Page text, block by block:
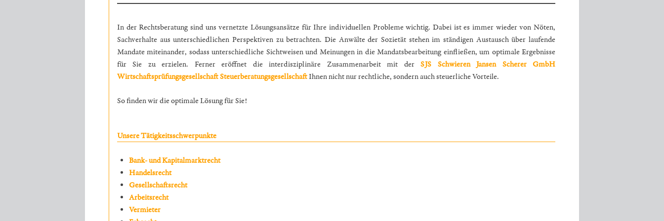
In der Rechtsberatung sind uns vernetzte Lösungsansätze für Ihre individuellen Probleme wichtig. Dabei ist es immer wieder von Nöten,
Sachverhalte aus unterschiedlichen Perspektiven zu betrachten. Die Anwälte der Sozietät stehen im ständigen Austausch über laufende
Mandate miteinander, sodass unterschiedliche Sichtweisen und Meinungen in die Mandatsbearbeitung einfließen, um optimale Ergebnisse
für Sie zu erzielen. Ferner eröffnet die interdisziplinäre Zusammenarbeit mit derSJS Schwieren Jansen Scherer GmbH
Wirtschaftsprüfungsgesellschaft SteuerberatungsgesellschaftIhnen nicht nur rechtliche, sondern auch steuerliche Vorteile.
So finden wir die optimale Lösung für Sie!
Unsere Tätigkeitsschwerpunkte
Bank- und Kapitalmarktrecht
Handelsrecht
Gesellschaftsrecht
Arbeitsrecht
Vermieter